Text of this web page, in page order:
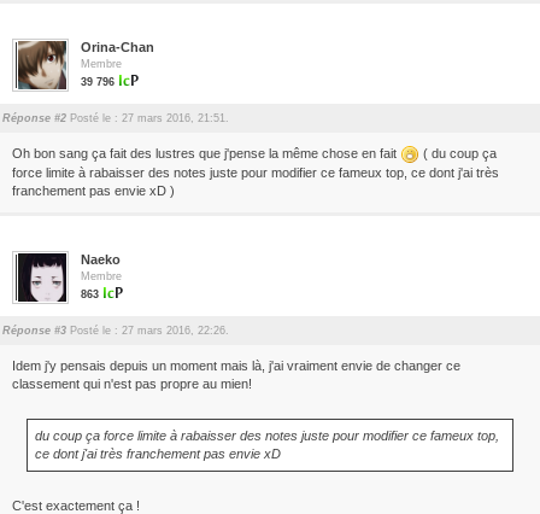
Orina-Chan
Membre
39 796
Réponse #2 Posté le : 27 mars 2016, 21:51.
Oh bon sang ça fait des lustres que j'pense la même chose en fait
( du coup ça
force limite à rabaisser des notes juste pour modifier ce fameux top, ce dont j'ai très
franchement pas envie xD )
Naeko
Membre
863
Réponse #3 Posté le : 27 mars 2016, 22:26.
Idem j'y pensais depuis un moment mais là, j'ai vraiment envie de changer ce
classement qui n'est pas propre au mien!
du coup ça force limite à rabaisser des notes juste pour modifier ce fameux top,
ce dont j'ai très franchement pas envie xD
C'est exactement ça !